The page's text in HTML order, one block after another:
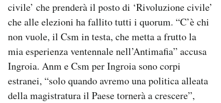
AREA PERSONALE
Area Personale
Newsletter
Notifiche mobile
Regala il Post
Hai bisogno di aiuto?
Esci
civile’ che prenderà il posto di ‘Rivoluzione civile’
che alle elezioni ha fallito tutti i quorum. “C’è chi
non vuole, il Csm in testa, che metta a frutto la
mia esperienza ventennale nell’Antimafia” accusa
Ingroia. Anm e Csm per Ingroia sono corpi
estranei, “solo quando avremo una politica alleata
della magistratura il Paese tornerà a crescere”,